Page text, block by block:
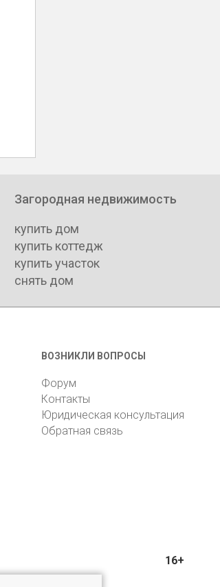
Загородная недвижимость
купить дом
купить коттедж
купить участок
снять дом
ВОЗНИКЛИ ВОПРОСЫ
Форум
Контакты
Юридическая консультация
Обратная связь
16+